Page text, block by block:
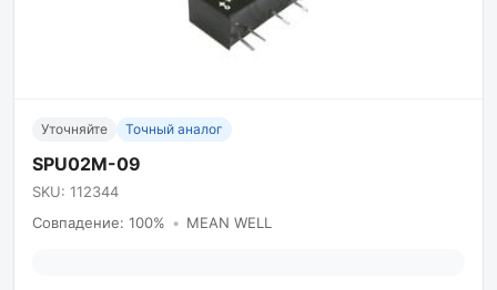
Уточняйте Точный аналог
SPU02M-09
SKU: 112344
Совпадение: 100% • MEAN WELL